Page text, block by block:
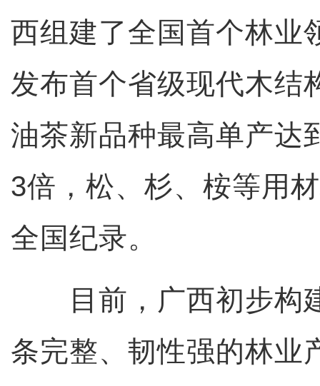
西组建了全国首个林业
发布首个省级现代木结
油茶新品种最高单产达
3倍，松、杉、桉等用
全国纪录。
目前，广西初步构
条完整、韧性强的林业